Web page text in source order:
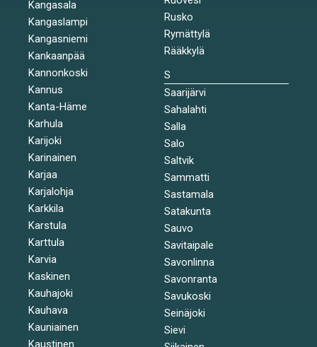
Kangasala
Kangaslampi
Kangasniemi
Kankaanpää
Kannonkoski
Kannus
Kanta-Häme
Karhula
Karijoki
Karinainen
Karjaa
Karjalohja
Karkkila
Karstula
Karttula
Karvia
Kaskinen
Kauhajoki
Kauhava
Kauniainen
Kaustinen
Rusko
Rymättylä
Rääkkylä
S
Saarijärvi
Sahalahti
Salla
Salo
Saltvik
Sammatti
Sastamala
Satakunta
Sauvo
Savitaipale
Savonlinna
Savonranta
Savukoski
Seinäjoki
Sievi